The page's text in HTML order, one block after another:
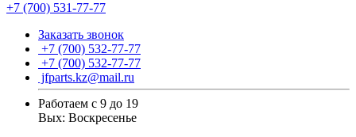
+7 (700) 531-77-77
Заказать звонок
+7 (700) 532-77-77
+7 (700) 532-77-77
jfparts.kz@mail.ru
Работаем с 9 до 19
Вых: Воскресенье